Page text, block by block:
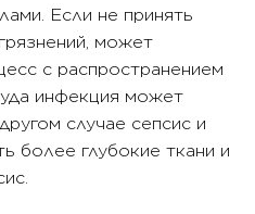
Если не принять
может
с распространением
инфекция может
случае сепсис и
более глубокие ткани и